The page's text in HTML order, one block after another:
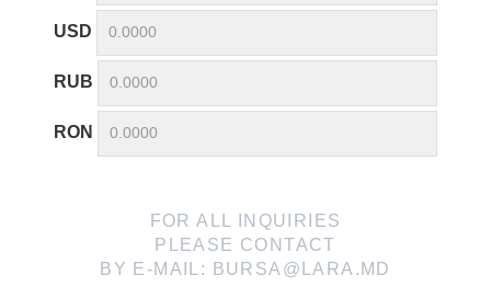
USD
RUB
RON
FOR ALL INQUIRIES
PLEASE CONTACT
BY E-MAIL:
BURSA@LARA.MD